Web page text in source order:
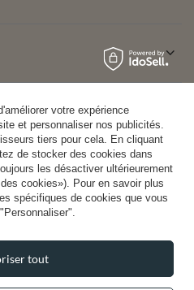
lun-ven 8h00-16h00
votre expérience
et personnaliser nos publicités.
tiers pour cela. En cliquant
de stocker des cookies dans
les désactiver ultérieurement
cookies»). Pour en savoir plus
spécifiques de cookies que vous
tout